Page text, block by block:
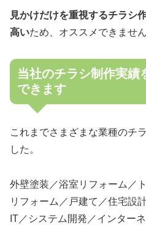
見かけだけを重視するチラシ
高いため、オススメできません
当社のチラシ制作実績
できます
これまでさまざまな業種のチ
した。
外壁塗装／浴室リフォーム／
リフォーム／戸建て／住宅設
IT／システム開発／インター